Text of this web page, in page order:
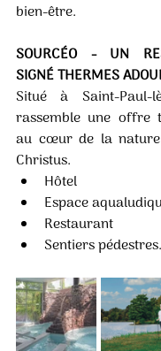
bien-être.
SOURCÉO - UN
SIGNÉ THERMES
Situé à Saint-Paul-
rassemble une offre
au cœur de la
Christus.
Hôtel
Espace
Restaurant
Sentiers